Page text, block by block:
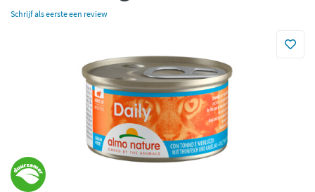
Schrijf als eerste een review